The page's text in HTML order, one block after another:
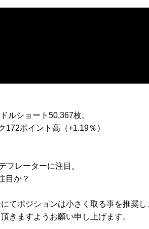
ルショート50,367枚。
172ポイント高（+1.19％）
フレーターに注目。
目か？
てポジションは小さく取る事を推奨し
きますようお願い申し上げます。